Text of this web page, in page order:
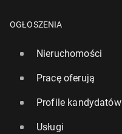
OGŁOSZENIA
Nieruchomości
Pracę oferują
Profile kandydatów
Usługi